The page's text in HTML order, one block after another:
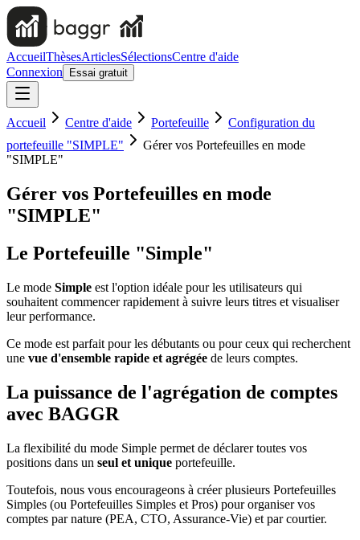
AccueilThèsesArticlesSélectionsCentre d'aide
Connexion
Essai gratuit
Accueil Centre d'aide Portefeuille
Configuration du
portefeuille "SIMPLE"
Gérer vos Portefeuilles en mode
"SIMPLE"
Gérer vos Portefeuilles en mode
"SIMPLE"
Le Portefeuille "Simple"
Le mode Simple est l'option idéale pour les utilisateurs qui
souhaitent commencer rapidement à suivre leurs titres et visualiser
leur performance.
Ce mode est parfait pour les débutants ou pour ceux qui recherchent
une vue d'ensemble rapide et agrégée de leurs comptes.
La puissance de l'agrégation de comptes
avec BAGGR
La flexibilité du mode Simple permet de déclarer toutes vos
positions dans un seul et unique portefeuille.
Toutefois, nous vous encourageons à créer plusieurs Portefeuilles
Simples (ou Portefeuilles Simples et Pros) pour organiser vos
comptes par nature (PEA, CTO, Assurance-Vie) et par courtier.